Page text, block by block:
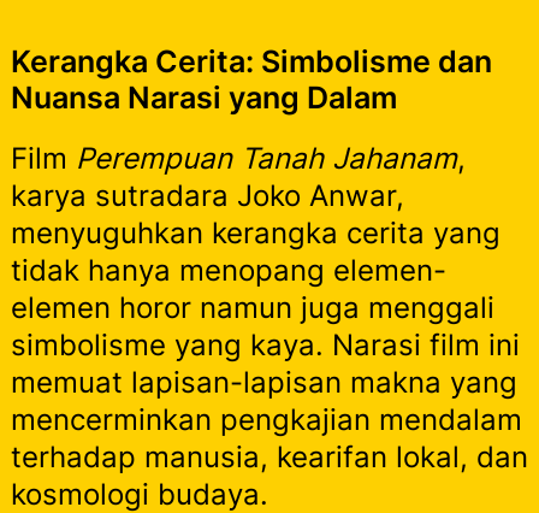
Kerangka Cerita: Simbolisme dan
Nuansa Narasi yang Dalam
Film Perempuan Tanah Jahanam,
karya sutradara Joko Anwar,
menyuguhkan kerangka cerita yang
tidak hanya menopang elemen-
elemen horor namun juga menggali
simbolisme yang kaya. Narasi film ini
memuat lapisan-lapisan makna yang
mencerminkan pengkajian mendalam
terhadap manusia, kearifan lokal, dan
kosmologi budaya.